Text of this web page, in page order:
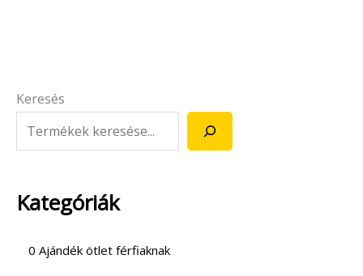
Keresés
Kategóriák
0 Ajándék ötlet férfiaknak